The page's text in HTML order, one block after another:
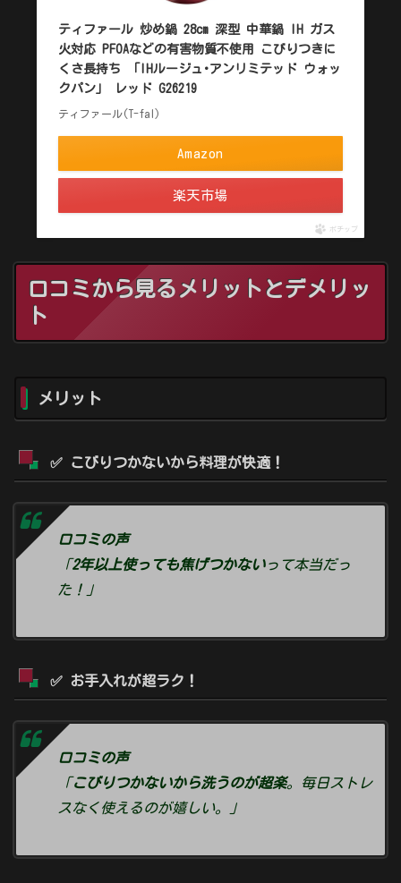
ティファール 炒め鍋 28cm 深型 中華鍋 IH ガス
火対応 PFOAなどの有害物質不使用 こびりつきに
くさ長持ち 「IHルージュ･アンリミテッド ウォッ
クパン」 レッド G26219
ティファール(T-fal)
Amazon
楽天市場
ポチップ
口コミから見るメリットとデメリッ
ト
メリット
✅ こびりつかないから料理が快適！
口コミの声
「2年以上使っても焦げつかないって本当だっ
た！」
✅ お手入れが超ラク！
口コミの声
「 こびりつかないから洗うのが超楽。毎日ストレ
スなく使えるのが嬉しい。」